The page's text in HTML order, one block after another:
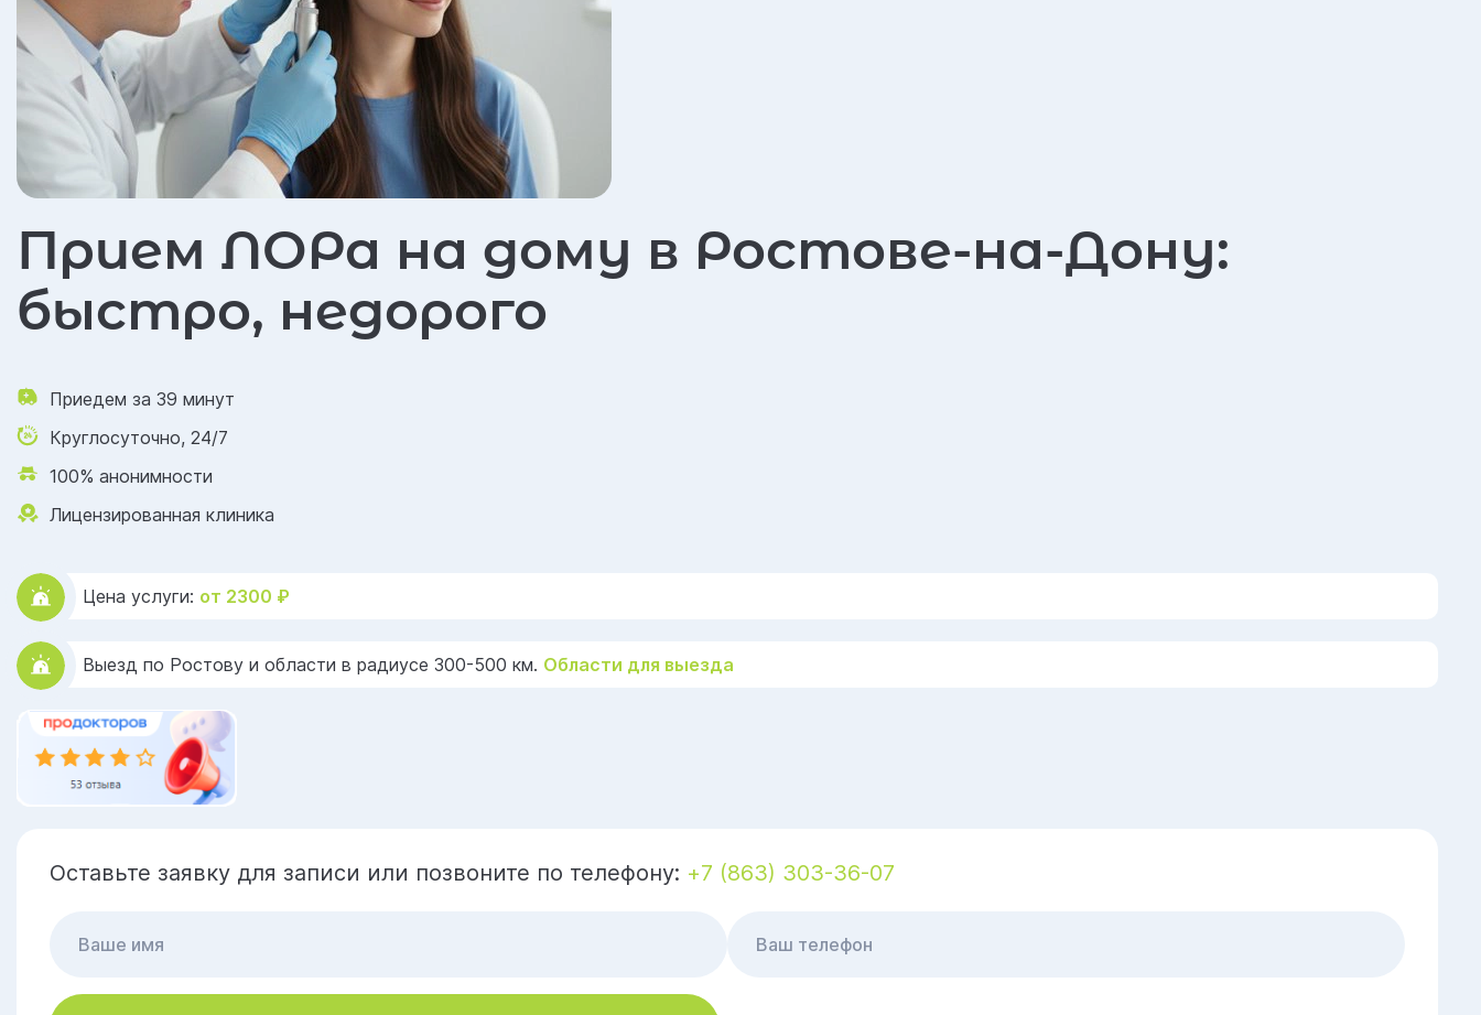
Прием ЛОРа на дому в Ростове-на-Дону:
быстро, недорого
Приедем за 39 минут
Круглосуточно, 24/7
100% анонимности
Лицензированная клиника
Цена услуги: от 2300 ₽
Выезд по Ростову и области в радиусе 300-500 км. Области для выезда
Оставьте заявку для записи или позвоните по телефону: +7 (863) 303-36-07